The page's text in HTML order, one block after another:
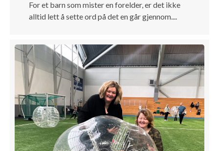
For et barn som mister en forelder, er det ikke
alltid lett å sette ord på det en går gjennom....